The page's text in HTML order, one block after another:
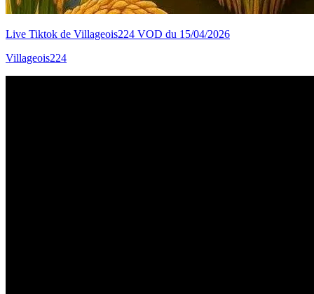
Live Tiktok de Villageois224 VOD du 15/04/2026
Villageois224